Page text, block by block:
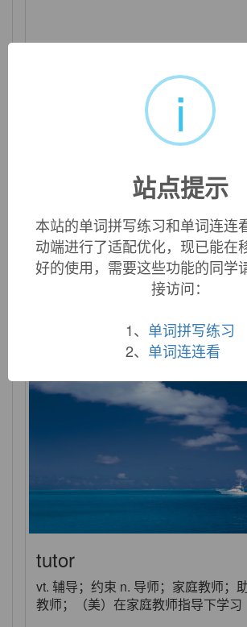
tutelage
tutor
vt. 辅导；约束 n. 导师；家庭教师；
教师；（美）在家庭教师指导下学习
i
站点提示
本站的单词拼写练习和单词连连
动端进行了适配优化，现已能在
好的使用，需要这些功能的同学
接访问：
1、 单词拼写练习
2、 单词连连看